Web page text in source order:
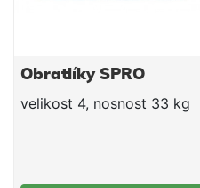
Obratlíky SPRO
velikost 4, nosnost 33 kg